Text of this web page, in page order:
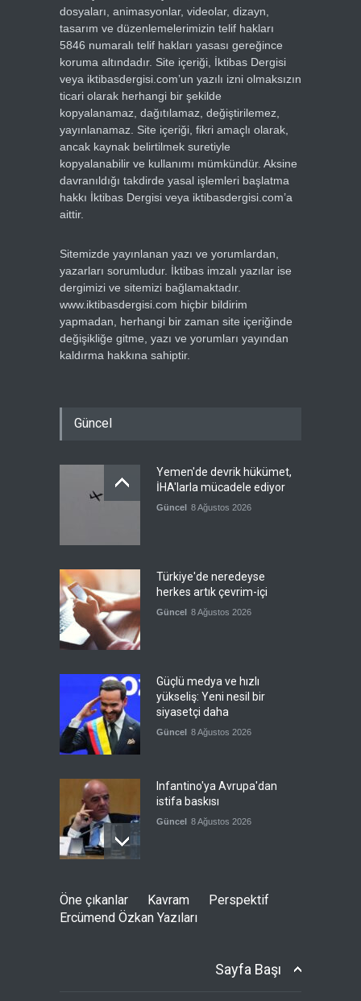
dosyaları, animasyonlar, videolar, dizayn,
tasarım ve düzenlemelerimizin telif hakları
5846 numaralı telif hakları yasası gereğince
koruma altındadır. Site içeriği, İktibas Dergisi
veya iktibasdergisi.com’un yazılı izni olmaksızın
ticari olarak herhangi bir şekilde
kopyalanamaz, dağıtılamaz, değiştirilemez,
yayınlanamaz. Site içeriği, fikri amaçlı olarak,
ancak kaynak belirtilmek suretiyle
kopyalanabilir ve kullanımı mümkündür. Aksine
davranıldığı takdirde yasal işlemleri başlatma
hakkı İktibas Dergisi veya iktibasdergisi.com’a
aittir.
Sitemizde yayınlanan yazı ve yorumlardan,
yazarları sorumludur. İktibas imzalı yazılar ise
dergimizi ve sitemizi bağlamaktadır.
www.iktibasdergisi.com hiçbir bildirim
yapmadan, herhangi bir zaman site içeriğinde
değişikliğe gitme, yazı ve yorumları yayından
kaldırma hakkına sahiptir.
Güncel
Yemen'de devrik hükümet,
İHA'larla mücadele ediyor
Güncel 8 Ağustos 2026
Türkiye'de neredeyse
herkes artık çevrim-içi
Güncel 8 Ağustos 2026
Güçlü medya ve hızlı
yükseliş: Yeni nesil bir
siyasetçi daha
Güncel 8 Ağustos 2026
Infantino'ya Avrupa'dan
istifa baskısı
Güncel 8 Ağustos 2026
Kolombiya, solcu Petro'nun
yerine aşırı sağcı Espriella'yı
getirdi
Öne çıkanlar Kavram
Perspektif
Ercümend Özkan Yazıları
Sayfa Başı